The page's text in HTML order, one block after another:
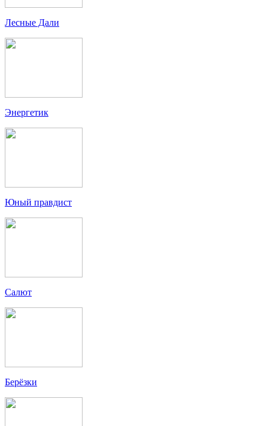
Лесные Дали
Энергетик
Юный правдист
Салют
Берёзки